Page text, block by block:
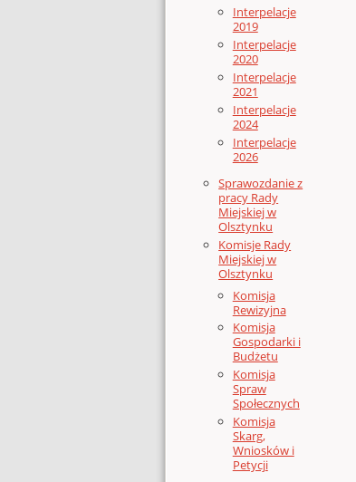
Interpelacje
2019
Interpelacje
2020
Interpelacje
2021
Interpelacje
2024
Interpelacje
2026
Sprawozdanie z
pracy Rady
Miejskiej w
Olsztynku
Komisje Rady
Miejskiej w
Olsztynku
Komisja
Rewizyjna
Komisja
Gospodarki i
Budżetu
Komisja
Spraw
Społecznych
Komisja
Skarg,
Wniosków i
Petycji